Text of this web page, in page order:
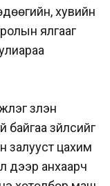
хувийн
ялгааг
үзүүлэн
зүйлсийг
залууст цахим
дээр анхаарч